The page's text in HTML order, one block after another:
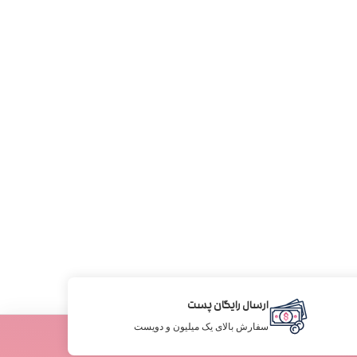
ارسال رایگان پست
سفارش بالای یک میلیون و دویست